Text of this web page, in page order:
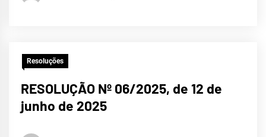
Resoluções
RESOLUÇÃO Nº 06/2025, de 12 de
junho de 2025